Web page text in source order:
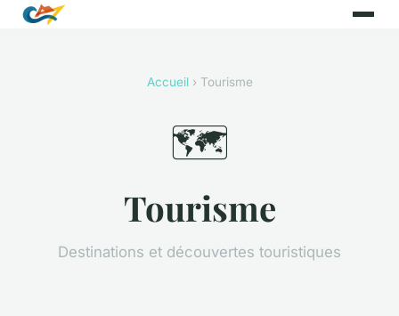
Accueil› Tourisme
🗺️
Tourisme
Destinations et découvertes touristiques